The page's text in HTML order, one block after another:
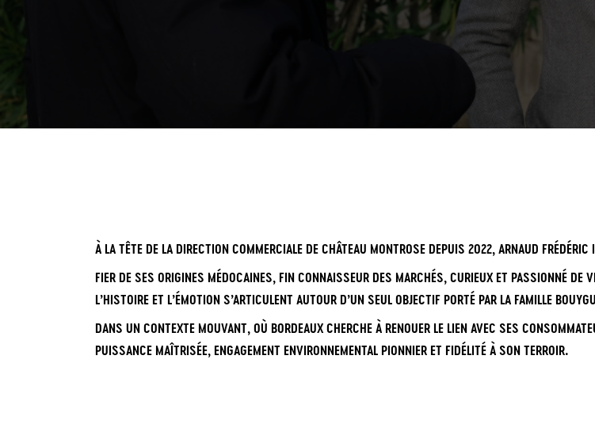
À LA TÊTE DE LA DIRECTION COMMERCIALE DE CHÂTEAU MONTROSE DEPUIS 2022, ARNAUD
FIER DE SES ORIGINES MÉDOCAINES, FIN CONNAISSEUR DES MARCHÉS, CURIEUX ET PASSIONNÉ DE
L’HISTOIRE ET L’ÉMOTION S’ARTICULENT AUTOUR D’UN SEUL OBJECTIF PORTÉ PAR LA FAMILLE
DANS UN CONTEXTE MOUVANT, OÙ BORDEAUX CHERCHE À RENOUER LE LIEN AVEC SES
PUISSANCE MAÎTRISÉE, ENGAGEMENT ENVIRONNEMENTAL PIONNIER ET FIDÉLITÉ À SON TERROIR.